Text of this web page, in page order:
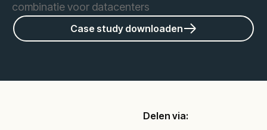
combinatie voor datacenters
Case study downloaden
Delen via: